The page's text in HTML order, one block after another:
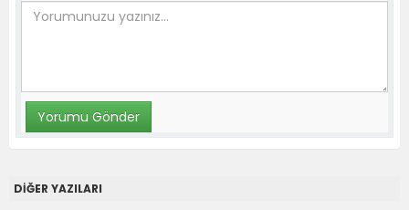
DİĞER YAZILARI